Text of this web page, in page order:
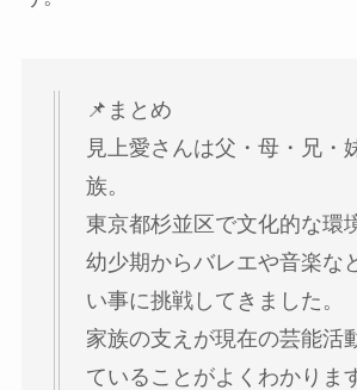
📌まとめ
見上愛さんは父・母・兄・
族。
東京都杉並区で文化的な環
幼少期からバレエや音楽な
い事に挑戦してきました。
家族の支えが現在の芸能活
ていることがよくわかりま